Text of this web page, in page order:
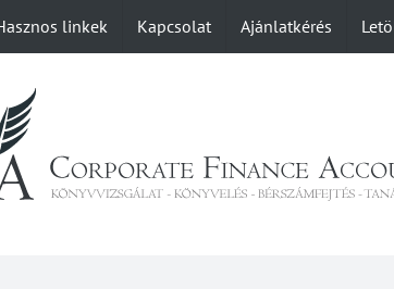
linkek Kapcsolat Ajánlatkérés